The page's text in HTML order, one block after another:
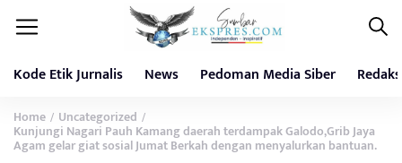
Kode Etik Jurnalis News Pedoman Media Siber
Home / Uncategorized /
Kunjungi Nagari Pauh Kamang daerah terdampak Galodo,Grib Jaya
Agam gelar giat sosial Jumat Berkah dengan menyalurkan bantuan.